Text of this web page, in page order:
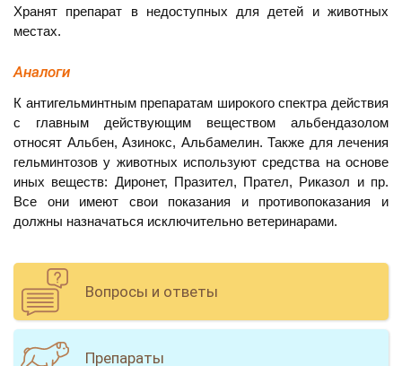
Хранят препарат в недоступных для детей и животных
местах.
Аналоги
К антигельминтным препаратам широкого спектра действия
с главным действующим веществом альбендазолом
относят Альбен, Азинокс, Альбамелин. Также для лечения
гельминтозов у животных используют средства на основе
иных веществ: Диронет, Празител, Прател, Риказол и пр.
Все они имеют свои показания и противопоказания и
должны назначаться исключительно ветеринарами.
Вопросы и ответы
Препараты